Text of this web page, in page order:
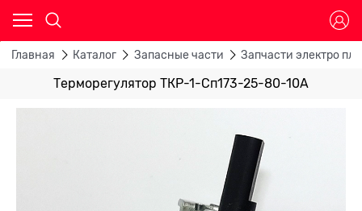
Главная Каталог Запасные части Запчасти электро
Терморегулятор ТКР-1-Сп173-25-80-10А